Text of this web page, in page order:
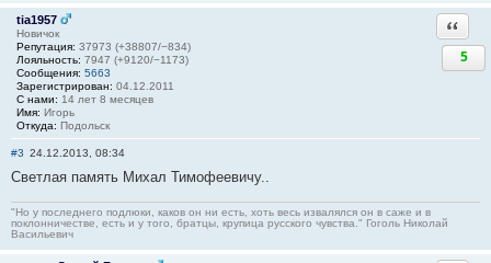
tia1957
Новичок
Репутация: 37973 (+38807/−834)
Лояльность: 7947 (+9120/−1173)
Сообщения: 5663
Зарегистрирован: 04.12.2011
С нами: 14 лет 8 месяцев
Имя: Игорь
Откуда: Подольск
5
#3 24.12.2013, 08:34
Светлая память Михал Тимофеевичу..
"Но у последнего подлюки, каков он ни есть, хоть весь извалялся он в саже и в
поклонничестве, есть и у того, братцы, крупица русского чувства." Гоголь Николай
Васильевич